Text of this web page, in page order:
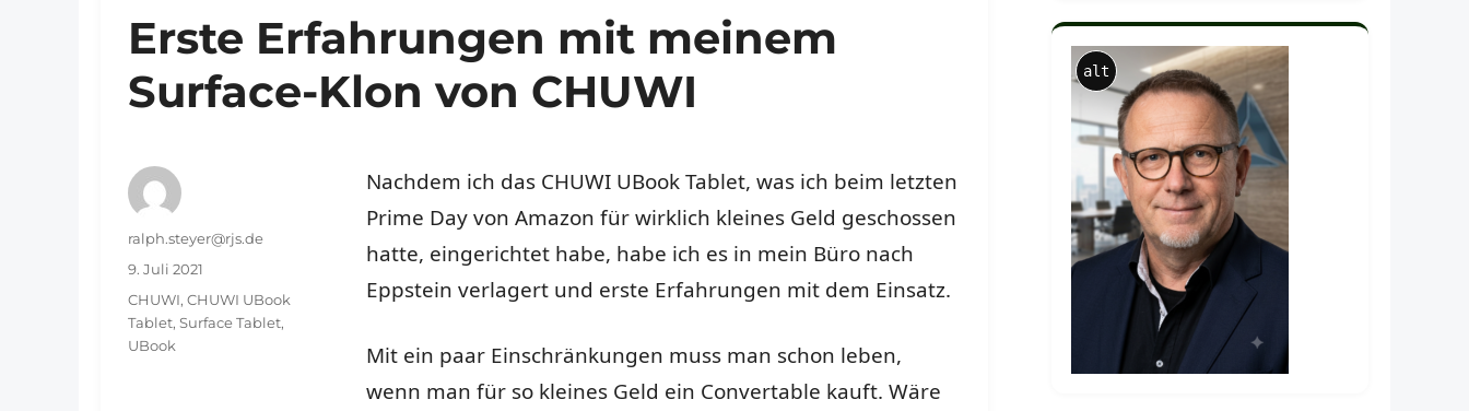
Erste Erfahrungen mit meinem
Surface-Klon von CHUWI
Nachdem ich das CHUWI UBook Tablet, was ich beim letzten
Prime Day von Amazon für wirklich kleines Geld geschossen
hatte, eingerichtet habe, habe ich es in mein Büro nach
Eppstein verlagert und erste Erfahrungen mit dem Einsatz.
Mit ein paar Einschränkungen muss man schon leben,
wenn man für so kleines Geld ein Convertable kauft. Wäre
Autor
ralph.steyer@rjs.de
Veröffentlicht
am
9. Juli 2021
Schlagwörter
CHUWI, CHUWI UBook
Tablet, Surface Tablet,
UBook
alt